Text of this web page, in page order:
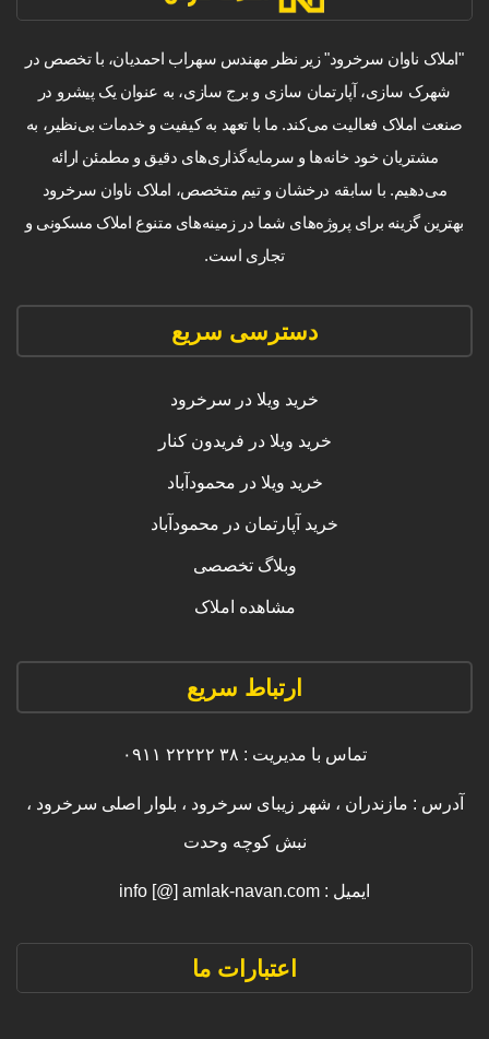
"املاک ناوان سرخرود" زیر نظر مهندس سهراب احمدیان، با تخصص در
شهرک سازی، آپارتمان سازی و برج سازی، به عنوان یک پیشرو در
صنعت املاک فعالیت می‌کند. ما با تعهد به کیفیت و خدمات بی‌نظیر، به
مشتریان خود خانه‌ها و سرمایه‌گذاری‌های دقیق و مطمئن ارائه
می‌دهیم. با سابقه درخشان و تیم متخصص، املاک ناوان سرخرود
بهترین گزینه برای پروژه‌های شما در زمینه‌های متنوع املاک مسکونی و
تجاری است.
دسترسی سریع
خرید ویلا در سرخرود
خرید ویلا در فریدون کنار
خرید ویلا در محمودآباد
خرید آپارتمان در محمودآباد
وبلاگ تخصصی
مشاهده املاک
ارتباط سریع
تماس با مدیریت : ۳۸ ۲۲۲۲۲ ۰۹۱۱
آدرس : مازندران ، شهر زیبای سرخرود ، بلوار اصلی سرخرود ،
نبش کوچه وحدت
ایمیل : info [@] amlak-navan.com
اعتبارات ما